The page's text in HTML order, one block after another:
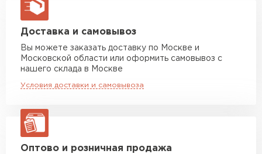
макс. длина груза 13,5 м
Манипулятор до 5 тн
Манипулятор до 10 тн
макс. длина груза 8 м
макс. длина груза 13,5 м
ЗАКАЗАТЬ С ДОСТАВКОЙ
Доставка и самовывоз
Вы можете заказать доставку по Москве и
Московской области или оформить самовывоз с
нашего склада в Москве
Условия доставки и самовывоза
Оптово и розничная продажа